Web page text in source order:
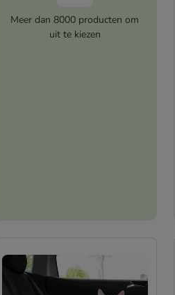
Meer dan 8000 producten om
uit te kiezen